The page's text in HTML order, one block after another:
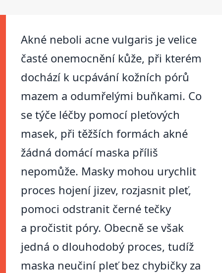
Akné neboli acne vulgaris je velice
časté onemocnění kůže, při kterém
dochází k ucpávání kožních pórů
mazem a odumřelými buňkami. Co
se týče léčby pomocí pleťových
masek, při těžších formách akné
žádná domácí maska příliš
nepomůže. Masky mohou urychlit
proces hojení jizev, rozjasnit pleť,
pomoci odstranit černé tečky
a pročistit póry. Obecně se však
jedná o dlouhodobý proces, tudíž
maska neučiní pleť bez chybičky za